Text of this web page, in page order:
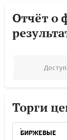
Отчёт о
Торги
БИРЖЕВЫЕ